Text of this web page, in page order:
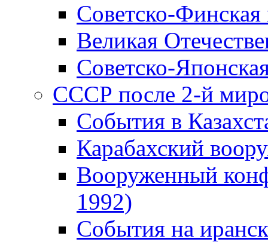
Советско-
Великая
Советско-
СССР после 2-й
События в
Карабахский
Вооруженный
1992)
События на